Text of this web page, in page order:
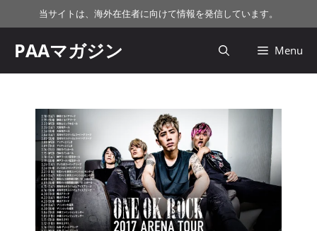
ン
ツ
当サイトは、海外在住者に向けて情報を発信しています。
PAAマガジン Menu